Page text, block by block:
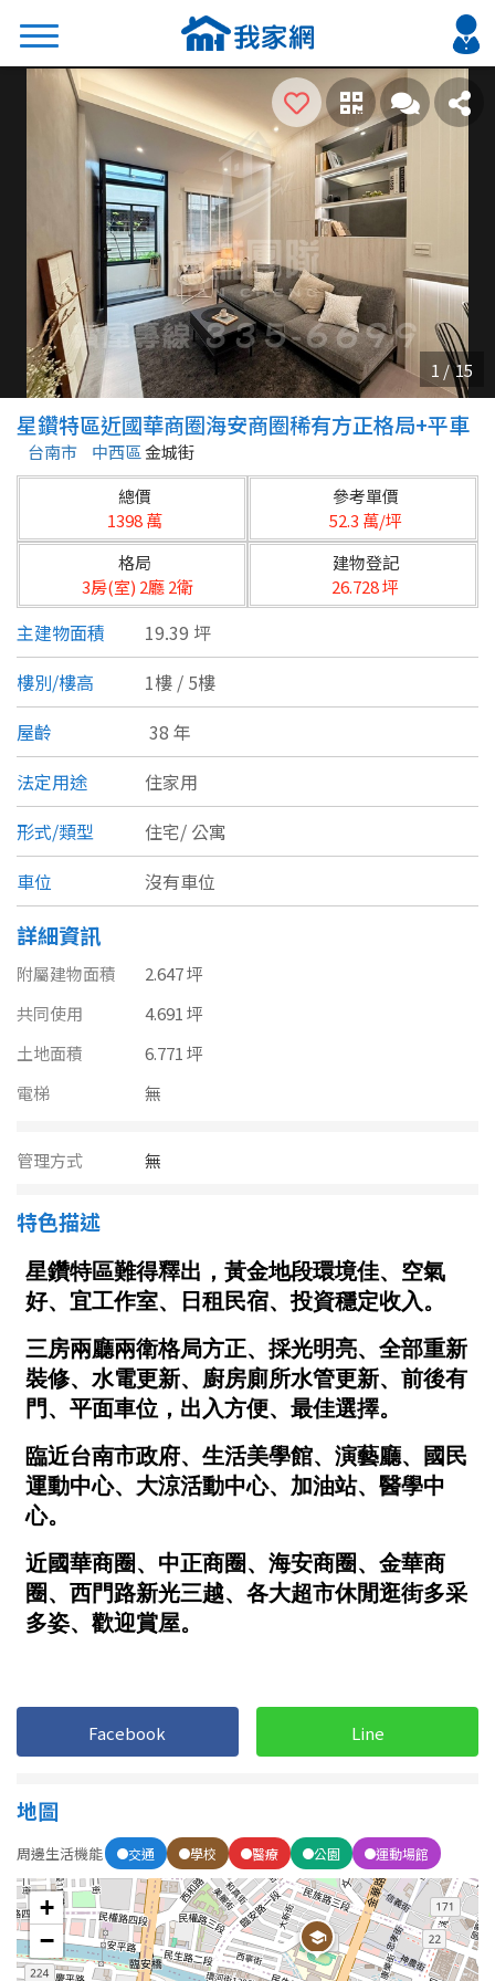
搜尋
熱門關鍵字
2026 台北降價好屋限量釋出
2026 新北降價好屋限量釋出
2026 台中降價好屋限量釋出
2026 台南降價好屋限量釋出
2026 高雄降價好屋限量釋出
縣市
不限
台北市
基隆市
新北市
宜蘭縣
桃園市
新竹市
新竹縣
苗栗縣
台中市
雲林縣
嘉義市
澎湖縣
屏東縣
台東縣
花蓮縣
金門連江
區域
類型(可複選)
公寓
別墅 透天厝
農舍 辦公
坪數
不拘
~ 坪
樓層
1樓 2樓
3樓 4樓
5~10樓 11~20樓
格局
不拘
1房
2房 3房
4房 5房以上
星鑽特區近國華商圈海安商圈稀有方正格局+平車
台南市 中西區金城街
總價
1398 萬
參考單價
52.3 萬/坪
格局
3房(室) 2廳 2衛
建物登記
26.728 坪
主建物面積
19.39 坪
樓別/樓高
1樓 / 5樓
屋齡
38 年
法定用途
住家用
形式/類型
住宅/ 公寓
車位
沒有車位
詳細資訊
附屬建物面積
2.647 坪
共同使用
4.691 坪
土地面積
6.771 坪
電梯
無
管理方式 無
特色描述
Facebook Line
地圖
周邊生活機能 交通 學校 醫療 公園 運動場館
+
−